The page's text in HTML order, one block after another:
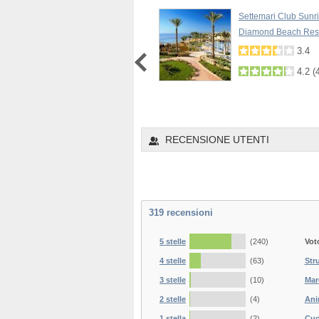
Settemari Club
Diamond Beach
3.4
4.2 (
RECENSIONE UTENTI
319 recensioni
5 stelle (240)
4 stelle (63)
3 stelle (10)
2 stelle (4)